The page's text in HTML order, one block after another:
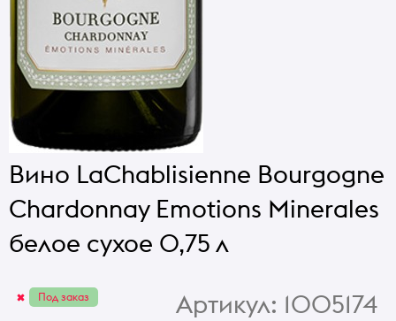
Вино LaChablisienne Bourgogne
Chardonnay Emotions Minerales
белое сухое 0,75 л
Под заказ Артикул: 1005174